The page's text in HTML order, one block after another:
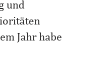
und
Jahr habe